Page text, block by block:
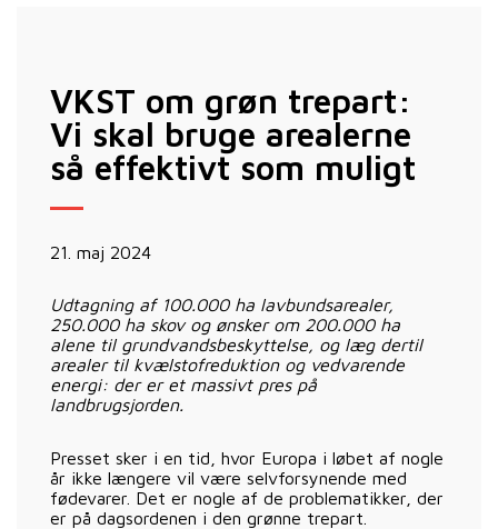
VKST om grøn trepart:
Vi skal bruge arealerne
så effektivt som muligt
21. maj 2024
Udtagning af 100.000 ha lavbundsarealer,
250.000 ha skov og ønsker om 200.000 ha
alene til grundvandsbeskyttelse, og læg dertil
arealer til kvælstofreduktion og vedvarende
energi: der er et massivt pres på
landbrugsjorden.
Presset sker i en tid, hvor Europa i løbet af nogle
år ikke længere vil være selvforsynende med
fødevarer. Det er nogle af de problematikker, der
er på dagsordenen i den grønne trepart.